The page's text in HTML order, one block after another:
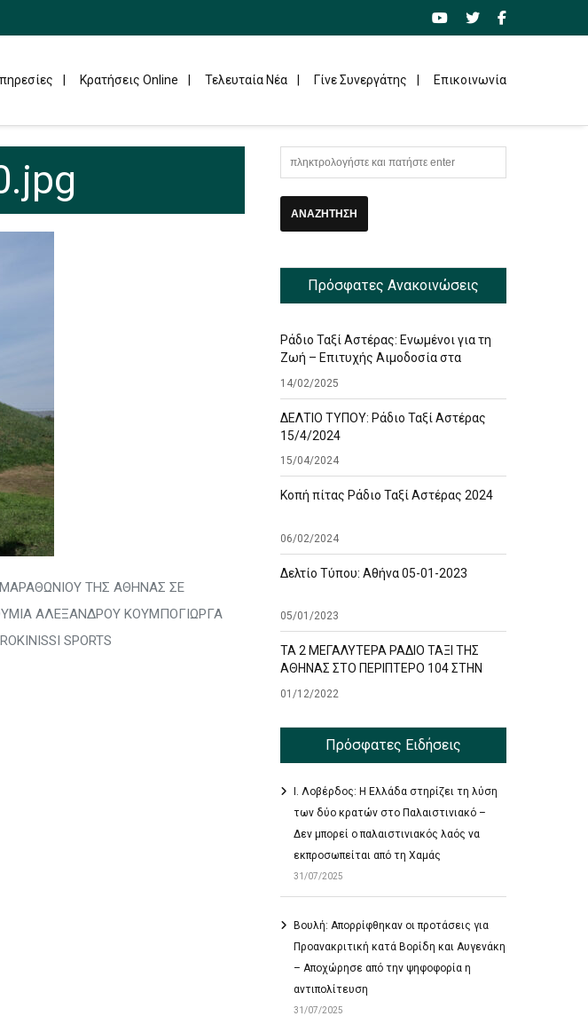
Κρατήσεις Online Τελευταία Νέα Γίνε Συνεργάτης Επικοινωνία
ΤΗΣ ΑΘΗΝΑΣ ΣΕ
ΑΛΕΞΑΝΔΡΟΥ ΚΟΥΜΠΟΓΙΩΡΓΑ
SPORTS
Πρόσφατες Ανακοινώσεις
Ράδιο Ταξί Αστέρας: Ενωμένοι για τη
Ζωή – Επιτυχής Αιμοδοσία στα
14/02/2025
ΔΕΛΤΙΟ ΤΥΠΟΥ: Ράδιο Ταξί Αστέρας
15/4/2024
15/04/2024
Κοπή πίτας Ράδιο Ταξί Αστέρας 2024
06/02/2024
Δελτίο Τύπου: Αθήνα 05-01-2023
05/01/2023
ΤΑ 2 ΜΕΓΑΛΥΤΕΡΑ ΡΑΔΙΟ ΤΑΞΙ ΤΗΣ
ΑΘΗΝΑΣ ΣΤΟ ΠΕΡΙΠΤΕΡΟ 104 ΣΤΗΝ
01/12/2022
Πρόσφατες Ειδήσεις
Ι. Λοβέρδος: Η Ελλάδα στηρίζει τη λύση
των δύο κρατών στο Παλαιστινιακό –
Δεν μπορεί ο παλαιστινιακός λαός να
εκπροσωπείται από τη Χαμάς
31/07/2025
Βουλή: Απορρίφθηκαν οι προτάσεις για
Προανακριτική κατά Βορίδη και Αυγενάκη
– Αποχώρησε από την ψηφοφορία η
αντιπολίτευση
31/07/2025